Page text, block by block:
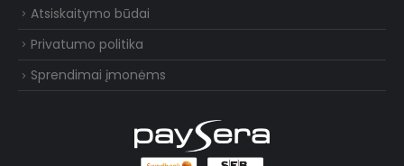
Atsiskaitymo būdai
Privatumo politika
Sprendimai įmonėms